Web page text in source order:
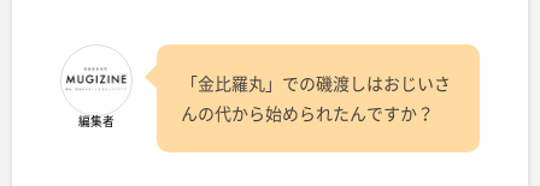
編集者
「金比羅丸」での磯渡しはおじいさ
んの代から始められたんですか？